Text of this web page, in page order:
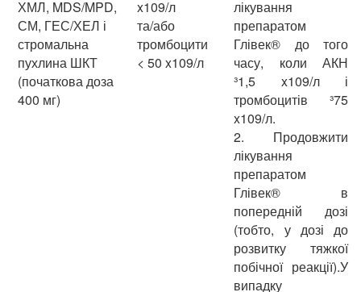
ХМЛ, MDS/MPD,
СМ, ГЕС/ХЕЛ і
стромальна
пухлина ШКТ
(початкова доза
400 мг)
x109/л
та/або
тромбоцити
< 50 x109/л
лікування
препаратом
Глівек® до того
часу, коли АКН
³1,5 x109/л і
тромбоцитів ³75
x109/л.
2. Продовжити
лікування
препаратом
Глівек® в
попередній дозі
(тобто, у дозі до
розвитку тяжкої
побічної реакції).У
випадку